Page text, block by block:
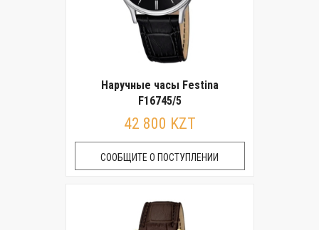
Наручные часы Festina
F16745/5
42 800 KZT
СООБЩИТЕ О ПОСТУПЛЕНИИ